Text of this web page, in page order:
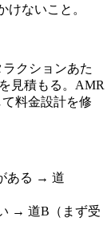
ないこと。
クションあた
見積もる。AMR
料金設計を修
ある → 道
→ 道B（まず受